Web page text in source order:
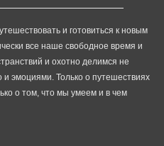
и готовиться к новым
все наше свободное время и
и охотно делимся не
и эмоциями. Только о путешествиях
о том, что мы умеем и в чем